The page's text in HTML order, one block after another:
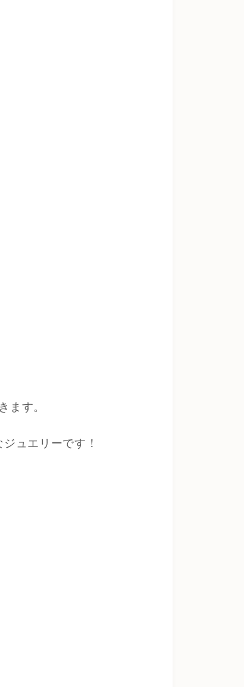
ます。
ュエリーです！